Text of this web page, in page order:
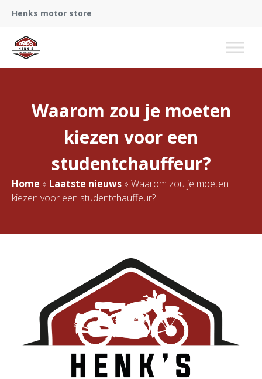
Henks motor store
Waarom zou je moeten
kiezen voor een
studentchauffeur?
Home » Laatste nieuws » Waarom zou je moeten
kiezen voor een studentchauffeur?